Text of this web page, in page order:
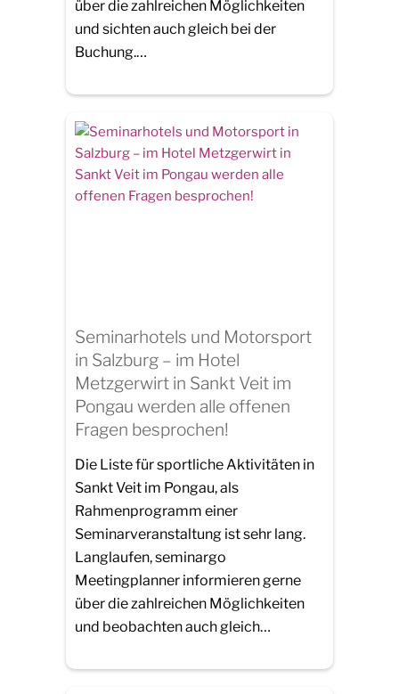
über die zahlreichen Möglichkeiten
und sichten auch gleich bei der
Buchung.…
Seminarhotels und Motorsport
in Salzburg – im Hotel
Metzgerwirt in Sankt Veit im
Pongau werden alle offenen
Fragen besprochen!
Die Liste für sportliche Aktivitäten in
Sankt Veit im Pongau, als
Rahmenprogramm einer
Seminarveranstaltung ist sehr lang.
Langlaufen, seminargo
Meetingplanner informieren gerne
über die zahlreichen Möglichkeiten
und beobachten auch gleich…